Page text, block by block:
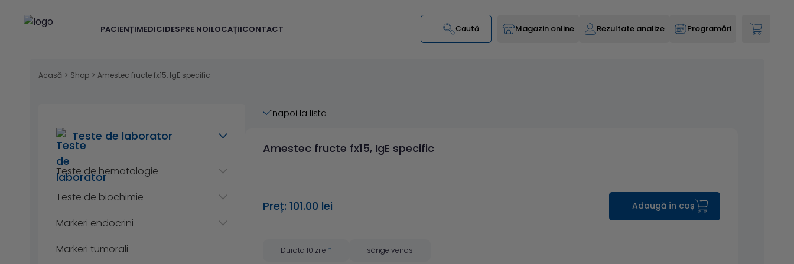
PACIENȚIMEDICIDESPRE NOILOCAȚIICONTACT Caută Magazin online Rezultate analize Programări
Acasă > Shop > Amestec fructe fx15, IgE specific
Teste de laborator
Teste de hematologie
Teste de biochimie
Markeri endocrini
Markeri tumorali
înapoi la lista
Amestec fructe fx15, IgE specific
Preț: 101.00 lei Adaugă în coș
Durata 10 zile * sânge venos